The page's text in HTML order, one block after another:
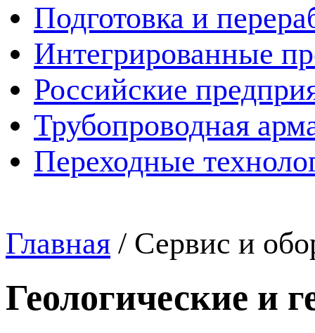
Подготовка и
Интегрированные
Российские
Трубопроводная
Переходные
Главная / Сервис и
Геологические и